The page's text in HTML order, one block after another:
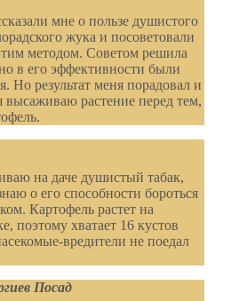
мне о пользе душистого
жука и посоветовали
методом. Советом решила
в его эффективности были
Но результат меня порадовал и
высаживаю растение перед тем,
на даче душистый табак,
о его способности бороться
Картофель растет на
поэтому хватает 16 кустов
вредители не поедал
Посад